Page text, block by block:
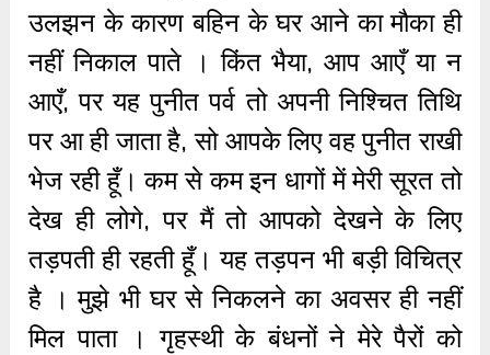
उलझन के कारण बहिन के घर आने का मौका ही
नहीं निकाल पाते । किंत भैया, आप आएँ या न
आएँ, पर यह पुनीत पर्व तो अपनी निश्चित तिथि
पर आ ही जाता है, सो आपके लिए वह पुनीत राखी
भेज रही हूँ। कम से कम इन धागों में मेरी सूरत तो
देख ही लोगे, पर मैं तो आपको देखने के लिए
तड़पती ही रहती हूँ। यह तड़पन भी बड़ी विचित्र
है । मुझे भी घर से निकलने का अवसर ही नहीं
मिल पाता । गृहस्थी के बंधनों ने मेरे पैरों को